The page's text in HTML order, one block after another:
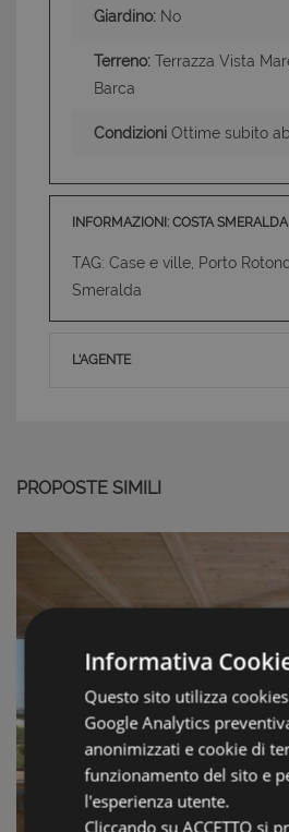
Giardino: No
Terreno: Terrazza Vista
Barca
Condizioni Ottime subito
INFORMAZIONI: COSTA SMERALDA
TAG: Case e ville, Porto
Smeralda
L'AGENTE
PROPOSTE SIMILI
Informativa
Questo sito utilizza
Google Analytics
anonimizzati e cookie di
funzionamento del sito e
l'esperienza utente.
Cliccando su ACCETTO si